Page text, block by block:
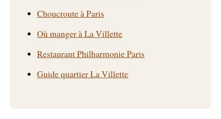
Choucroute à Paris
Où manger à La Villette
Restaurant Philharmonie Paris
Guide quartier La Villette